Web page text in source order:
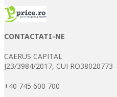
CONTACTATI-NE
CAERUS CAPITAL
J23/3984/2017, CUI RO38020773
+40 745 600 700